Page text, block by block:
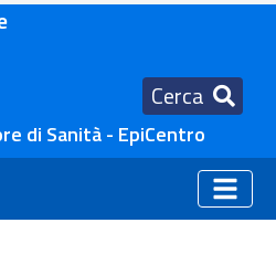
Cerca
di Sanità - EpiCentro